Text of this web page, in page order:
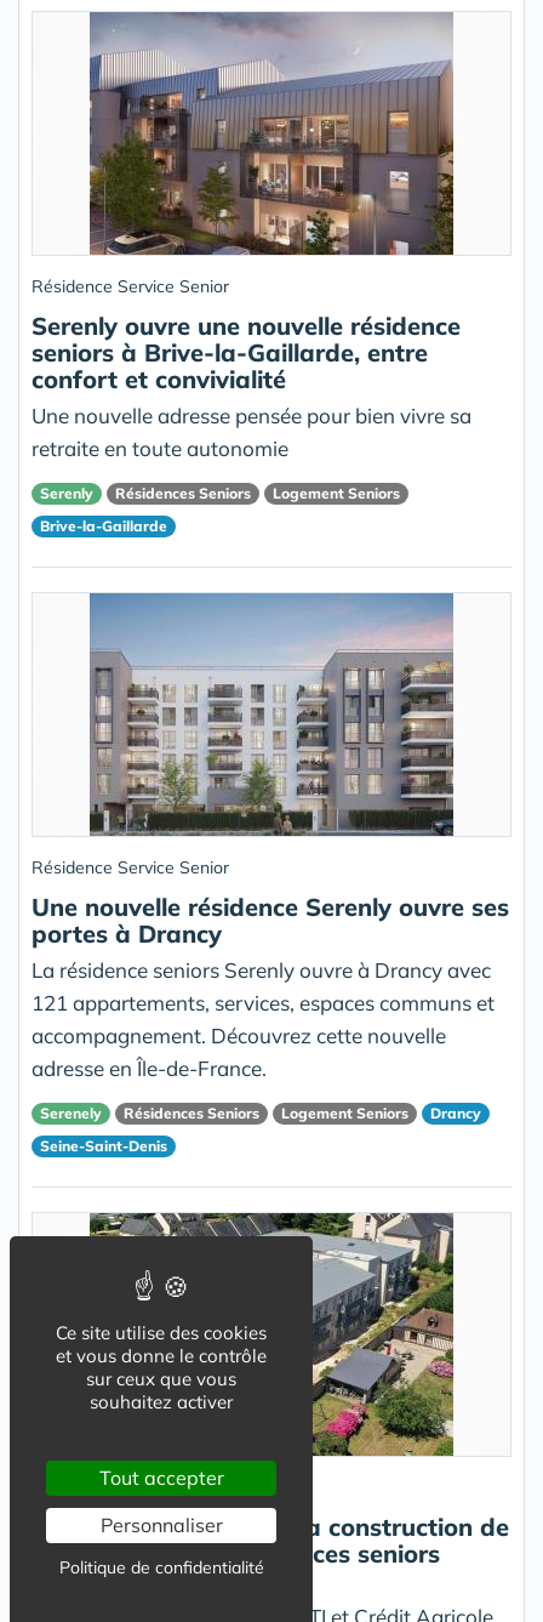
Résidence Service Senior
Serenly ouvre une nouvelle résidence
seniors à Brive-la-Gaillarde, entre
confort et convivialité
Une nouvelle adresse pensée pour bien vivre sa
retraite en toute autonomie
Serenly Résidences Seniors
Logement Seniors
Brive-la-Gaillarde
Résidence Service Senior
Une nouvelle résidence Serenly ouvre ses
portes à Drancy
La résidence seniors Serenly ouvre à Drancy avec
121 appartements, services, espaces communs et
accompagnement. Découvrez cette nouvelle
adresse en Île-de-France.
Serenely Résidences Seniors Logement Seniors
Drancy
Seine-Saint-Denis
Résidence Service Senior
Yvetot : Lancement de la construction de
la future résidence services seniors
Aquarelia
Une opération menée par UNITI et Crédit Agricole
Ce site utilise des cookies
et vous donne le contrôle
sur ceux que vous
souhaitez activer
Tout accepter
Personnaliser
Politique de confidentialité